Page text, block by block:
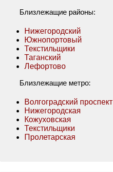
Близлежащие районы:
Нижегородский
Южнопортовый
Текстильщики
Таганский
Лефортово
Близлежащие метро:
Волгоградский проспект
Нижегородская
Кожуховская
Текстильщики
Пролетарская